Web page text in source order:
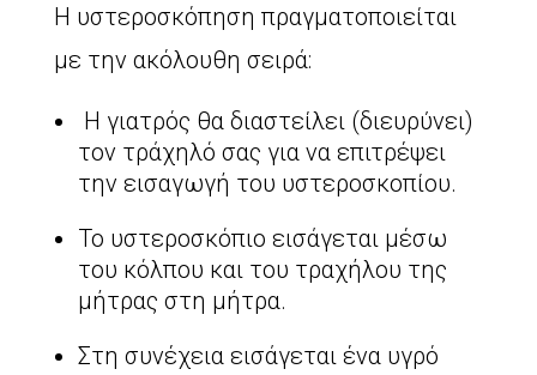
Η υστεροσκόπηση πραγματοποιείται
με την ακόλουθη σειρά:
H γιατρός θα διαστείλει (διευρύνει)
τον τράχηλό σας για να επιτρέψει
την εισαγωγή του υστεροσκοπίου.
Το υστεροσκόπιο εισάγεται μέσω
του κόλπου και του τραχήλου της
μήτρας στη μήτρα.
Στη συνέχεια εισάγεται ένα υγρό